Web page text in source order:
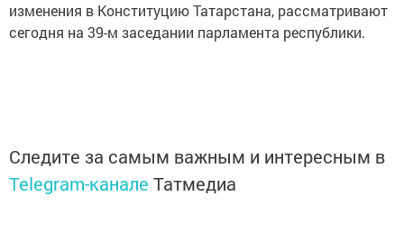
изменения в Конституцию Татарстана, рассматривают
сегодня на 39-м заседании парламента республики.
Следите за самым важным и интересным в
Telegram-канале Татмедиа